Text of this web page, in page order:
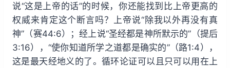
说“这是上帝的话”的时候，你还能找到比上帝更高的
权威来肯定这个断言吗？上帝说“除我以外再没有真
神”（赛44:6）；经上说“圣经都是神所默示的”（提后
3:16），“使你知道所学之道都是确实的”（路1:4），
这是最天经地义的了。循环论证可以且只可以用在上